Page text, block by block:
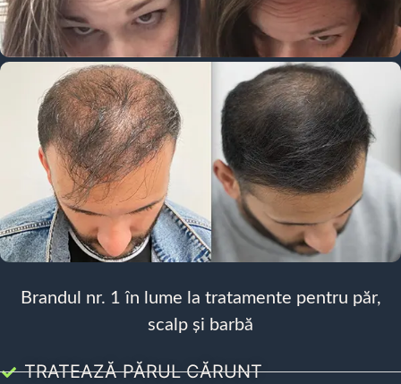
Brandul nr. 1 în lume la tratamente pentru păr,
scalp și barbă
TRATEAZĂ PĂRUL CĂRUNT